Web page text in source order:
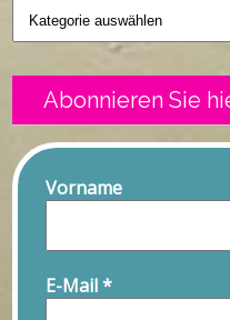
Geschriebenes
Abonnieren Sie
Vorname
E-Mail*